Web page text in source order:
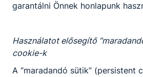
garantálni Önnek honlapunk
Használatot elősegítő
cookie-k
A “maradandó sütik” (persistent